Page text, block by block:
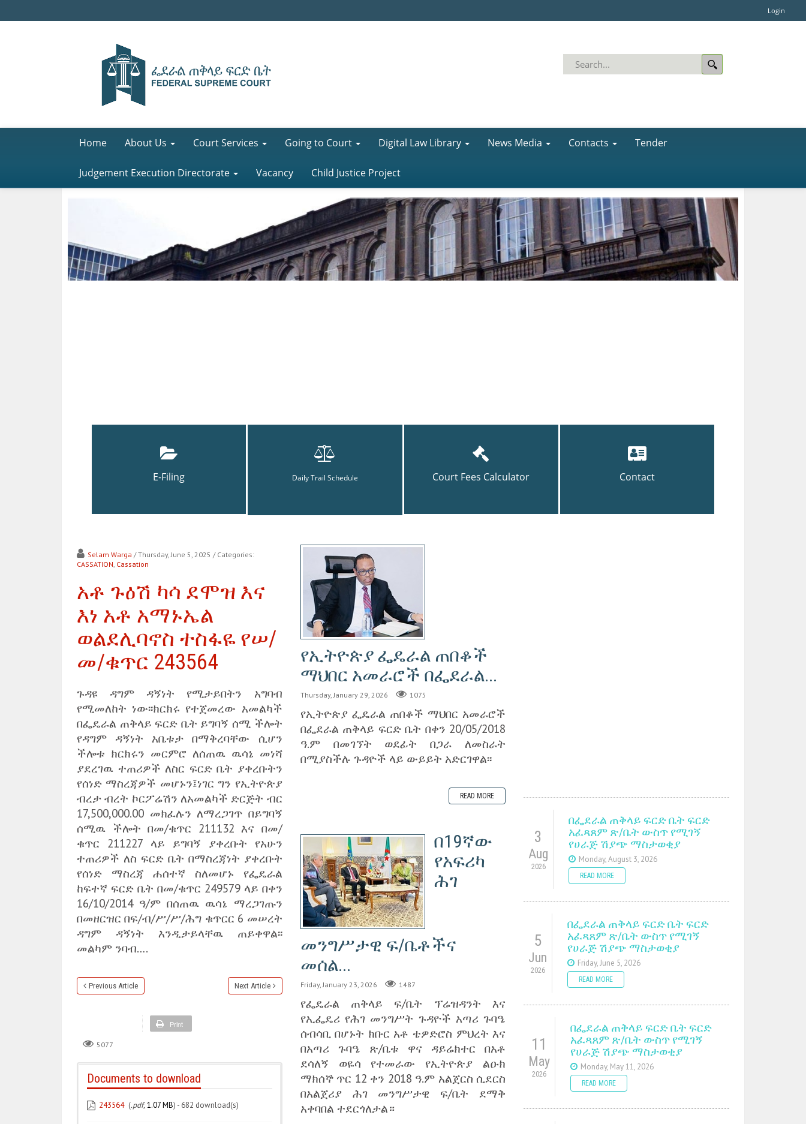
Login
Home About Us Court Services Going to Court Digital Law Library News Media Contacts Tender
Judgement Execution Directorate Vacancy Child Justice Project
E-Filing Daily Trail Schedule Court Fees Calculator Contact
Selam Warga / Thursday, June 5, 2025 / Categories:
CASSATION, Cassation
አቶ ጉዕሽ ካሳ ደሞዝ እና
እነ አቶ አማኑኤል
ወልደሊባኖስ ተስፋዬ የሠ/
መ/ቁጥር 243564
ጉዳዩ ዳግም ዳኝነት የሚታይበትን አግባብ
የሚመለከት ነው፡፡ክርክሩ የተጀመረው አመልካች
በፌዴራል ጠቅላይ ፍርድ ቤት ይግባኝ ሰሚ ችሎት
የዳግም ዳኝነት አቤቱታ በማቅረባቸው ሲሆን
ችሎቱ ክርክሩን መርምሮ ለሰጠዉ ዉሳኔ መነሻ
ያደረገዉ ተጠሪዎች ለስር ፍርድ ቤት ያቀረቡትን
የሰነድ ማስረጃዎች መሆኑን፤ነገር ግን የኢትዮጵያ
ብረታ ብረት ኮርፖሬሽን ለአመልካች ድርጅት ብር
17,500,000.00 መክፈሉን ለማረጋገጥ በይግባኝ
ሰሚዉ ችሎት በመ/ቁጥር 211132 እና በመ/
ቁጥር 211227 ላይ ይግባኝ ያቀረቡት የአሁን
ተጠሪዎች ለስ ፍርድ ቤት በማስረጃነት ያቀረቡት
የሰነድ ማስረጃ ሐሰተኛ ስለመሆኑ የፌዴራል
ከፍተኛ ፍርድ ቤት በመ/ቁጥር 249579 ላይ በቀን
16/10/2014 ዓ/ም በሰጠዉ ዉሳኔ ማረጋገጡን
በመዘርዝር በፍ/ብ/ሥ/ሥ/ሕግ ቁጥርር 6 መሠረት
ዳግም ዳኝነት እንዲታይላቸዉ ጠይቀዋል፡፡
መልካም ንባብ….
Previous Article Next Article
Print
5077
Documents to download
243564 (.pdf,1.07 MB) - 682 download(s)
የኢትዮጵያ ፌዴራል ጠበቆች
ማህበር አመራሮች በፌደራል...
Thursday, January 29, 2026 1075
የኢትዮጵያ ፌዴራል ጠበቆች ማህበር አመራሮች
በፌደራል ጠቅላይ ፍርድ ቤት በቀን 20/05/2018
ዓ.ም በመገኘት ወደፊት በጋራ ለመስራት
በሚያስችሉ ጉዳዮች ላይ ውይይት አድርገዋል፡፡
READ MORE
በ19ኛው
የአፍሪካ
ሕገ
መንግሥታዊ ፍ/ቤቶችና
መሰል...
Friday, January 23, 2026 1487
የፌዴራል ጠቅላይ ፍ/ቤት ፕሬዝዳንት እና
የኢፌዴሪ የሕገ መንግሥት ጉዳዮች አጣሪ ጉባዔ
ሰብሳቢ በሆኑት ክቡር አቶ ቴዎድሮስ ምህረት እና
በአጣሪ ጉባዔ ጽ/ቤቱ ዋና ዳይሬክተር በአቶ
ደሳለኝ ወዬሳ የተመራው የኢትዮጵያ ልዑክ
ማክሰኞ ጥር 12 ቀን 2018 ዓ.ም አልጀርስ ሲደርስ
በአልጀሪያ ሕገ መንግሥታዊ ፍ/ቤት ደማቅ
አቀባበል ተደርጎለታል።
3
Aug
2026
በፌደራል ጠቅላይ ፍርድ ቤት ፍርድ
አፈጻጸም ጽ/ቤት ውስጥ የሚገኝ
የሀራጅ ሽያጭ ማስታወቂያ
Monday, August 3, 2026
READ MORE
5
Jun
2026
በፌደራል ጠቅላይ ፍርድ ቤት ፍርድ
አፈጻጸም ጽ/ቤት ውስጥ የሚገኝ
የሀራጅ ሽያጭ ማስታወቂያ
Friday, June 5, 2026
READ MORE
11
May
2026
በፌደራል ጠቅላይ ፍርድ ቤት ፍርድ
አፈጻጸም ጽ/ቤት ውስጥ የሚገኝ
የሀራጅ ሽያጭ ማስታወቂያ
Monday, May 11, 2026
READ MORE